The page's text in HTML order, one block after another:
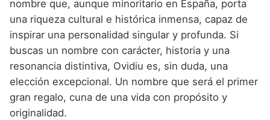
nombre que, aunque minoritario en España, porta
una riqueza cultural e histórica inmensa, capaz de
inspirar una personalidad singular y profunda. Si
buscas un nombre con carácter, historia y una
resonancia distintiva, Ovidiu es, sin duda, una
elección excepcional. Un nombre que será el primer
gran regalo, cuna de una vida con propósito y
originalidad.